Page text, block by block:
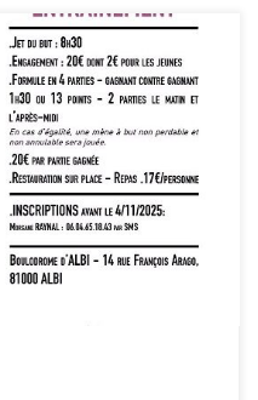
RAYNAL 06 04 65 18 43 par